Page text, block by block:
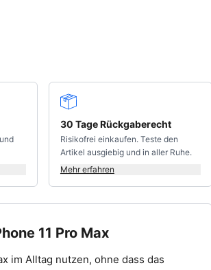
30 Tage Rückgaberecht
Risikofrei einkaufen. Teste den
Artikel ausgiebig und in aller Ruhe.
Mehr erfahren
11 Pro Max
im Alltag nutzen, ohne dass das